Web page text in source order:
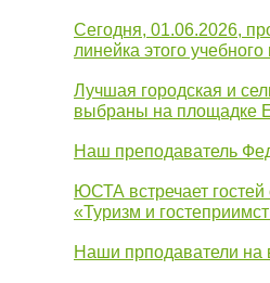
Сегодня, 01.06.2026,
линейка этого учебного
Лучшая городская и
выбраны на площадке
Наш преподаватель
ЮСТА встречает гостей
«Туризм и
Наши прподаватели